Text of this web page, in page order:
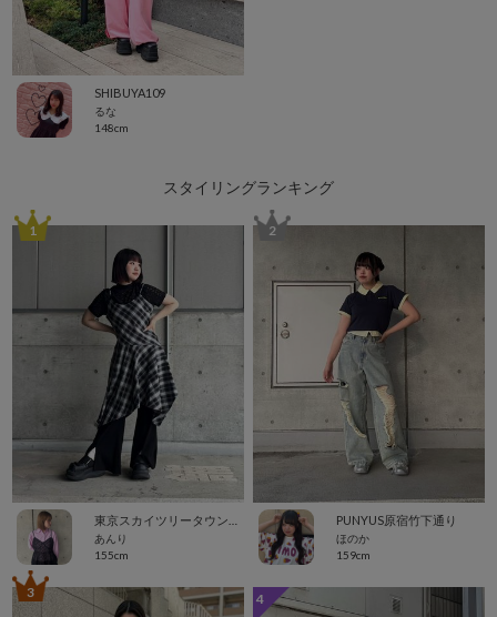
SHIBUYA109
るな
148cm
スタイリングランキング
あんり
155cm
1
PUNYUS原宿竹下通り
ほのか
159cm
2
3 4